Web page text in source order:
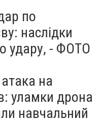
по
наслідки
удару, - ФОТО
на
уламки дрона
навчальний